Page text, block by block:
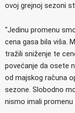
ovoj grejnoj sezoni
“Jedinu promenu
cena gasa bila viša.
tražili sniženje te
povećanje da osete
od majskog računa
sezone. Slobodno
nismo imali promenu